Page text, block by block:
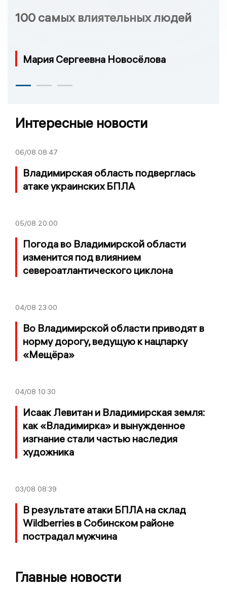
100 самых влиятельных людей
Мария Сергеевна Новосёлова
Интересные новости
06/08 08:47
Владимирская область подверглась
атаке украинских БПЛА
05/08 20:00
Погода во Владимирской области
изменится под влиянием
североатлантического циклона
04/08 23:00
Во Владимирской области приводят в
норму дорогу, ведущую к нацпарку
«Мещёра»
04/08 10:30
Исаак Левитан и Владимирская земля:
как «Владимирка» и вынужденное
изгнание стали частью наследия
художника
03/08 08:39
В результате атаки БПЛА на склад
Wildberries в Собинском районе
пострадал мужчина
Главные новости